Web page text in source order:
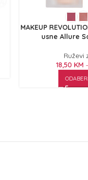
MAKEUP
usne Allure
Ruževi
18,50 KM